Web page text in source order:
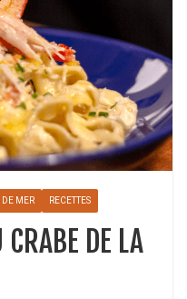
DE MER RECETTES
CRABE DE LA